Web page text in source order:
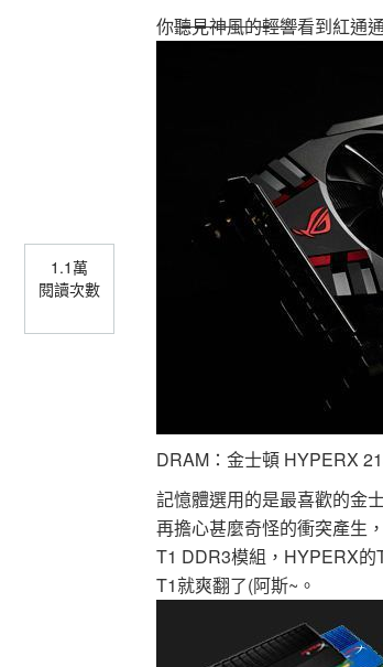
1.1萬
閱讀次數
你聽見神風的輕響看到紅通
DRAM：金士頓 HYPERX
記憶體選用的是最喜歡的金
再擔心甚麼奇怪的衝突產生
T1 DDR3模組，HYPERX的
T1就爽翻了(阿斯~。